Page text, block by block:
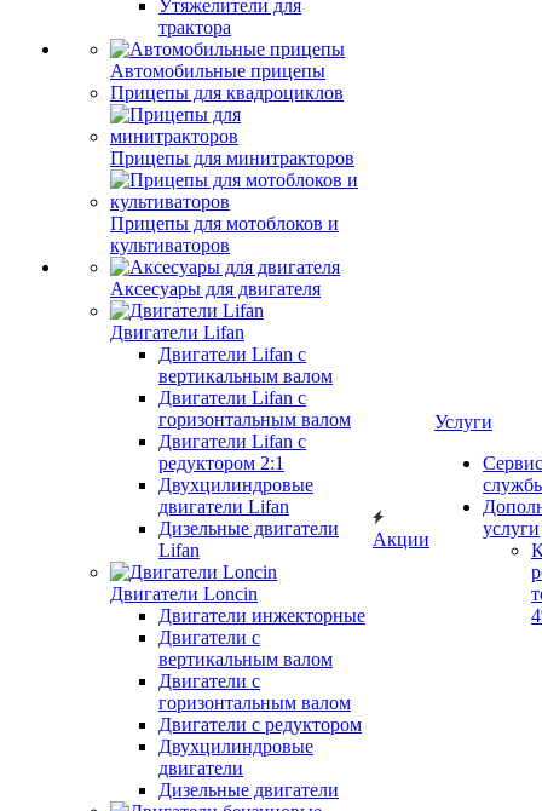
Утяжелители для
трактора
Автомобильные прицепы
Прицепы для квадроциклов
Прицепы для минитракторов
Прицепы для мотоблоков и
культиваторов
Аксесуары для двигателя
Двигатели Lifan
Двигатели Lifan с
вертикальным валом
Двигатели Lifan с
горизонтальным валом
Двигатели Lifan с
редуктором 2:1
Двухцилиндровые
двигатели Lifan
Дизельные двигатели
Lifan
Двигатели Loncin
Двигатели инжекторные
Двигатели с
вертикальным валом
Двигатели с
горизонтальным валом
Двигатели с редуктором
Двухцилиндровые
двигатели
Дизельные двигатели
Акции
Услуги
услуги